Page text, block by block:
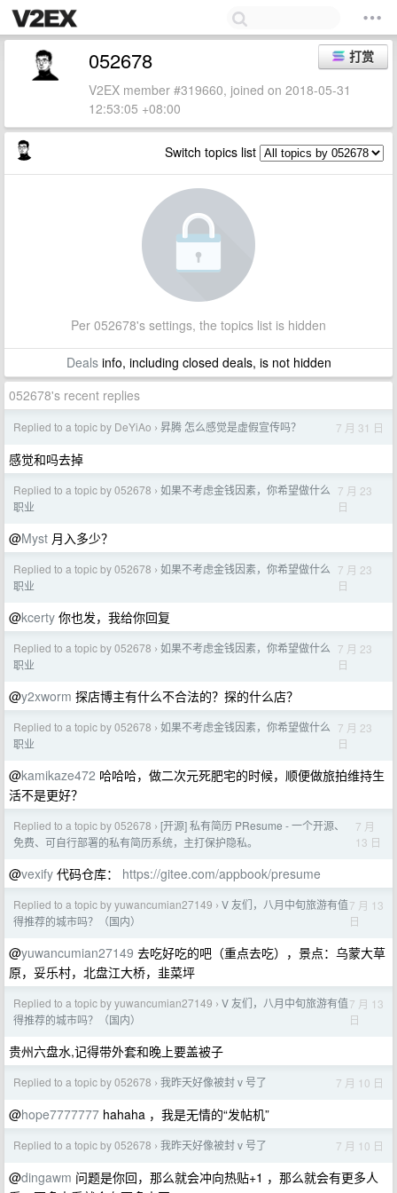
打赏
052678
V2EX member #319660, joined on 2018-05-31
12:53:05 +08:00
Switch topics list
Per 052678's settings, the topics list is hidden
Dealsinfo, including closed deals, is not hidden
052678's recent replies
Replied to a topic by DeYiAo › 昇腾 怎么感觉是虚假宣传吗？ 7 月 31 日
感觉和吗去掉
Replied to a topic by 052678 › 如果不考虑金钱因素，你希望做什么
职业
7 月 23
日
@Myst 月入多少？
Replied to a topic by 052678 › 如果不考虑金钱因素，你希望做什么
职业
7 月 23
日
@kcerty 你也发，我给你回复
Replied to a topic by 052678 › 如果不考虑金钱因素，你希望做什么
职业
7 月 23
日
@y2xworm 探店博主有什么不合法的？探的什么店？
Replied to a topic by 052678 › 如果不考虑金钱因素，你希望做什么
职业
7 月 23
日
@kamikaze472 哈哈哈，做二次元死肥宅的时候，顺便做旅拍维持生
活不是更好？
Replied to a topic by 052678 › [开源] 私有简历 PResume - 一个开源、
免费、可自行部署的私有简历系统，主打保护隐私。
7 月
13 日
@vexify 代码仓库： https://gitee.com/appbook/presume
Replied to a topic by yuwancumian27149 › V 友们，八月中旬旅游有值
得推荐的城市吗？（国内）
7 月 13
日
@yuwancumian27149 去吃好吃的吧（重点去吃），景点：乌蒙大草
原，妥乐村，北盘江大桥，韭菜坪
Replied to a topic by yuwancumian27149 › V 友们，八月中旬旅游有值
得推荐的城市吗？（国内）
7 月 13
日
贵州六盘水,记得带外套和晚上要盖被子
Replied to a topic by 052678 › 我昨天好像被封 v 号了 7 月 10 日
@hope7777777 hahaha ，我是无情的“发帖机”
Replied to a topic by 052678 › 我昨天好像被封 v 号了 7 月 10 日
@dingawm 问题是你回，那么就会冲向热贴+1 ，那么就会有更多人